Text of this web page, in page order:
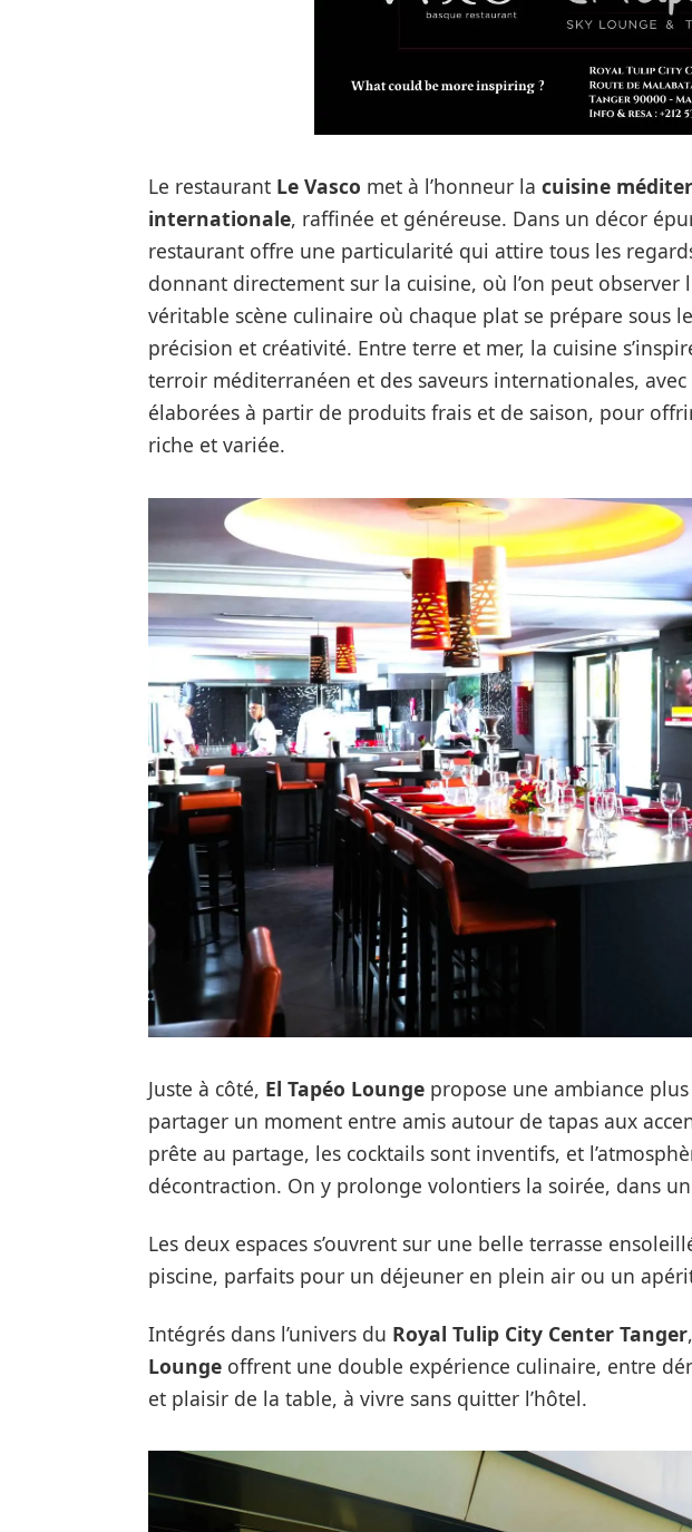
Le restaurantLe Vasco met à l’honneur la cuisine
internationale, raffinée et généreuse. Dans un décor
restaurant offre une particularité qui attire tous les
donnant directement sur la cuisine, où l’on peut observer
véritable scène culinaire où chaque plat se prépare sous
précision et créativité. Entre terre et mer, la cuisine
terroir méditerranéen et des saveurs internationales,
élaborées à partir de produits frais et de saison, pour
riche et variée.
Juste à côté, El Tapéo Loungepropose une ambiance
partager un moment entre amis autour de tapas aux
prête au partage, les cocktails sont inventifs, et
décontraction. On y prolonge volontiers la soirée, dans
Les deux espaces s’ouvrent sur une belle terrasse
piscine, parfaits pour un déjeuner en plein air ou un
Intégrés dans l’univers du Royal Tulip City Center Tanger,
Loungeoffrent une double expérience culinaire, entre
et plaisir de la table, à vivre sans quitter l’hôtel.